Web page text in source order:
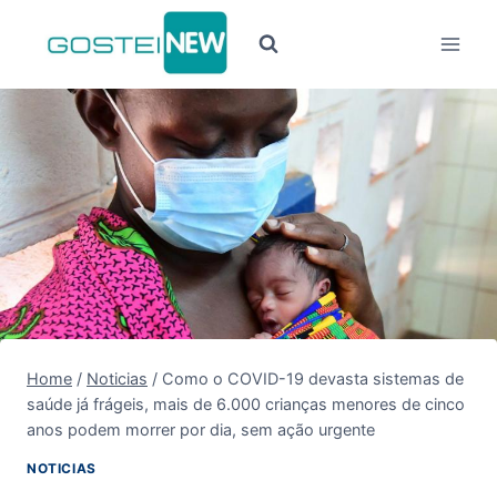
Conteúdo
Home / Noticias / Como o COVID-19 devasta sistemas de
saúde já frágeis, mais de 6.000 crianças menores de cinco
anos podem morrer por dia, sem ação urgente
NOTICIAS